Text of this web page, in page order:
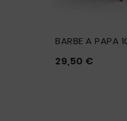
BARBE A PAPA
 
29,50 €